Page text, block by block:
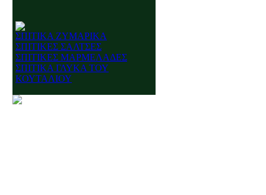
ΣΠΙΤΙΚΑ ΖΥΜΑΡΙΚΑ
ΣΠΙΤΙΚΕΣ ΣΑΛΤΣΕΣ
ΣΠΙΤΙΚΕΣ ΜΑΡΜΕΛΑΔΕΣ
ΣΠΙΤΙΚΑ ΓΛΥΚΑ ΤΟΥ
ΚΟΥΤΑΛΙΟΥ